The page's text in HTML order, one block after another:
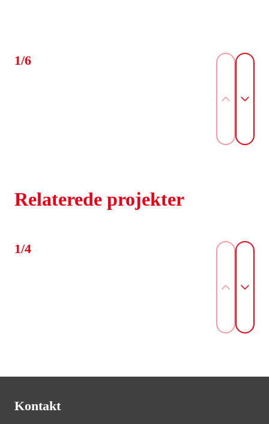
1/6
Relaterede projekter
1/4
Kontakt